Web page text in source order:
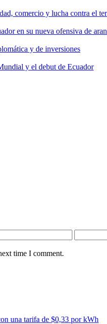
comercio y lucha contra el
en su nueva ofensiva de
y de inversiones
y el debut de Ecuador
time I comment.
una tarifa de $0,33 por kWh